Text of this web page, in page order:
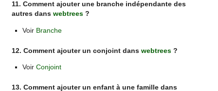
11. Comment ajouter une branche indépendante des
autres danswebtrees ?
Voir Branche
12. Comment ajouter un conjoint danswebtrees ?
Voir Conjoint
13. Comment ajouter un enfant à une famille dans